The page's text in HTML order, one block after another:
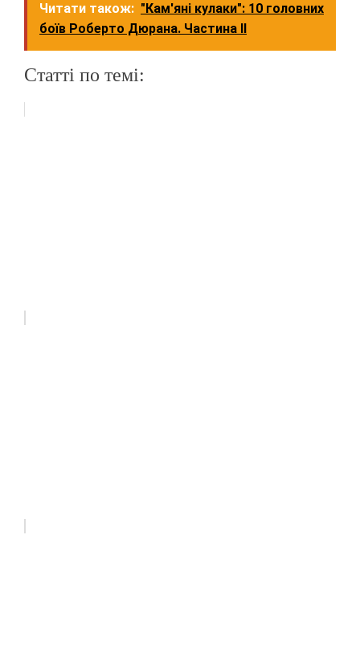
Читати також: "Кам'яні кулаки": 10 головних
боїв Роберто Дюрана. Частина II
Статті по темі:
"русского мира" в Ирпене